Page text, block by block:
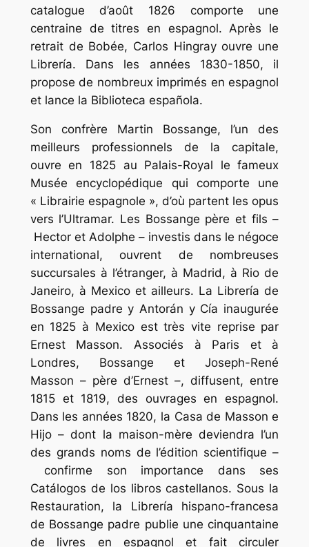
catalogue d’août 1826 comporte une
centraine de titres en espagnol. Après le
retrait de Bobée, Carlos Hingray ouvre une
Librería. Dans les années 1830-1850, il
propose de nombreux imprimés en espagnol
et lance la Biblioteca española.
Son confrère Martin Bossange, l’un des
meilleurs professionnels de la capitale,
ouvre en 1825 au Palais-Royal le fameux
Musée encyclopédique qui comporte une
« Librairie espagnole », d’où partent les opus
vers l’Ultramar. Les Bossange père et fils –
Hector et Adolphe – investis dans le négoce
international, ouvrent de nombreuses
succursales à l’étranger, à Madrid, à Rio de
Janeiro, à Mexico et ailleurs. La Librería de
Bossange padre y Antorán y Cía inaugurée
en 1825 à Mexico est très vite reprise par
Ernest Masson. Associés à Paris et à
Londres, Bossange et Joseph-René
Masson – père d’Ernest –, diffusent, entre
1815 et 1819, des ouvrages en espagnol.
Dans les années 1820, la Casa de Masson e
Hijo – dont la maison-mère deviendra l’un
des grands noms de l’édition scientifique –
confirme son importance dans ses
Catálogos de los libros castellanos. Sous la
Restauration, la Librería hispano-francesa
de Bossange padre publie une cinquantaine
de livres en espagnol et fait circuler